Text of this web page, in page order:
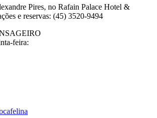
Pires, no Rafain Palace Hotel &
e reservas: (45) 3520-9494
feira: